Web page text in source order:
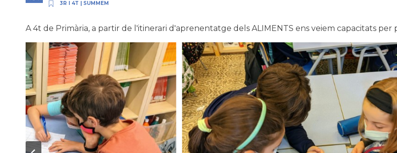
3R I 4T SUMMEM
A 4t de Primària, a partir de l'itinerari d'aprenentatge dels ALIMENTS ens veiem capacitats